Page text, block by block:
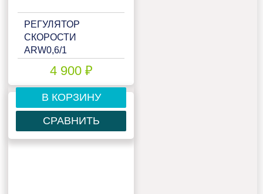
РЕГУЛЯТОР
СКОРОСТИ
ARW0,6/1
4 900 ₽
В КОРЗИНУ
СРАВНИТЬ